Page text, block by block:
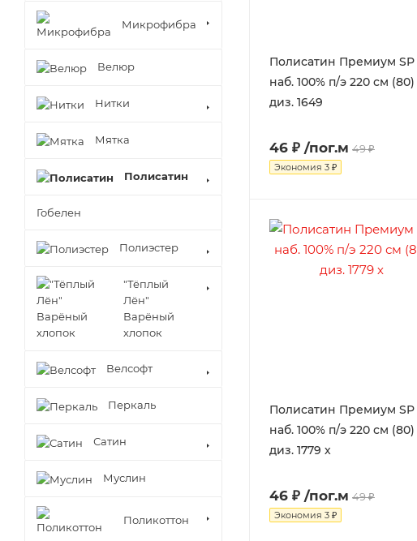
Полисатин Премиум SP
наб. 100% п/э 220 см (80)
диз. 1649
46 ₽ /пог.м 49 ₽
Экономия 3 ₽
Полисатин Премиум SP
наб. 100% п/э 220 см (80)
диз. 1779 х
46 ₽ /пог.м 49 ₽
Экономия 3 ₽
Микрофибра
Велюр
Нитки
Мятка
Полисатин
Гобелен
Полиэстер
"Тёплый
Лён"
Варёный
хлопок
Велсофт
Перкаль
Сатин
Муслин
Поликоттон